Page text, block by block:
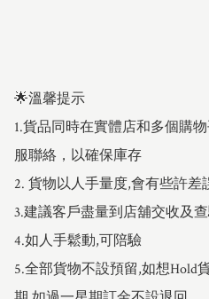
🌟溫馨提示
1.貨品同時在實體店和多個購
服聯絡，以確保庫存
2. 貨物以人手量度,會有些許差
3.建議客戶盡量到店舖交收及
4.如人手鬆動,可陪驗
5.全部貨物不設預留,如想Hold